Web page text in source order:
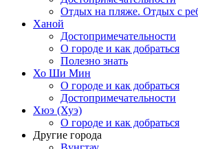
Отдых на пляже. Отдых с
Ханой
Достопримечательности
О городе и как добраться
Полезно знать
Хо Ши Мин
О городе и как добраться
Достопримечательности
Хюэ (Хуэ)
О городе и как добраться
Другие города